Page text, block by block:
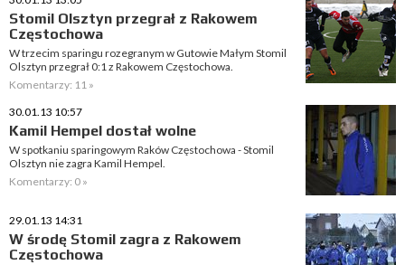
Stomil Olsztyn przegrał z Rakowem
Częstochowa
W trzecim sparingu rozegranym w Gutowie Małym Stomil
Olsztyn przegrał 0:1 z Rakowem Częstochowa.
Komentarzy: 11 »
30.01.13 10:57
Kamil Hempel dostał wolne
W spotkaniu sparingowym Raków Częstochowa - Stomil
Olsztyn nie zagra Kamil Hempel.
Komentarzy: 0 »
29.01.13 14:31
W środę Stomil zagra z Rakowem
Częstochowa